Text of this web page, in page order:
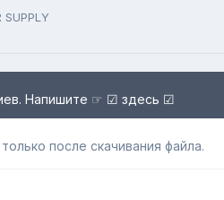
Напишите ☞ ☑ здесь ☑
после скачивания файла.